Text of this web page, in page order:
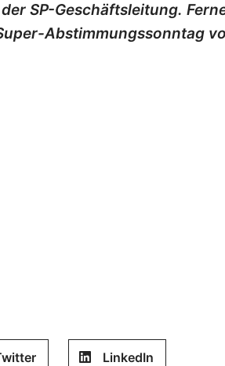
SP-Geschäftsleitung.
Abstimmungssonntag
LinkedIn